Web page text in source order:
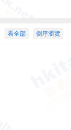
倒序瀏覽
看全部